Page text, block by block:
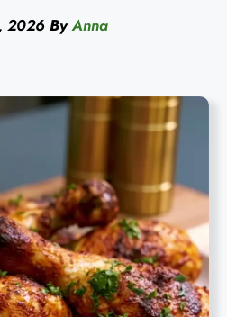
2026 By Anna